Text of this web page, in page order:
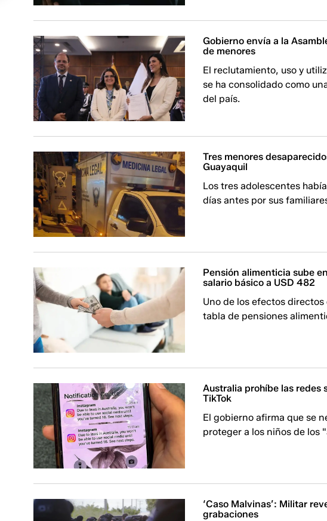
Gobierno envía a la
de menores
El reclutamiento, uso y
se ha consolidado como
del país.
Tres menores
Guayaquil
Los tres adolescentes
días antes por sus
Pensión alimenticia sube
salario básico a USD 482
Uno de los efectos
tabla de pensiones
Australia prohíbe las redes
TikTok
El gobierno afirma que se
proteger a los niños de los
‘Caso Malvinas’: Militar
grabaciones